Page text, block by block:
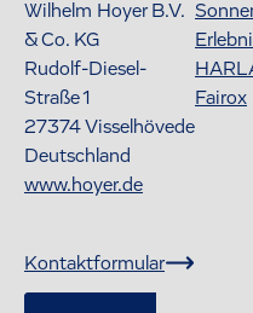
Wilhelm Hoyer B.V.
& Co. KG
Rudolf-Diesel-
Straße 1
27374Visselhövede
Deutschland
www.hoyer.de
Kontaktformular
Fairox